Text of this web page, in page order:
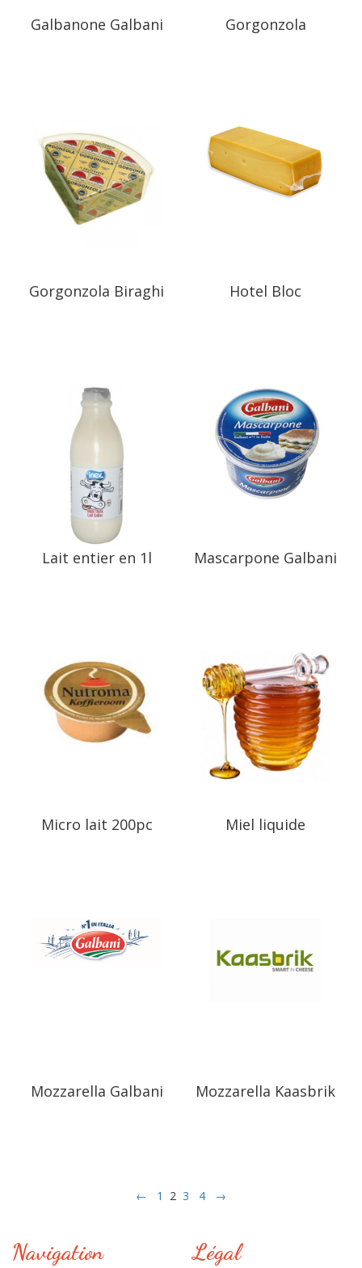
Galbanone Galbani Gorgonzola
Gorgonzola Biraghi Hotel Bloc
Lait entier en 1l Mascarpone Galbani
Micro lait 200pc Miel liquide
Mozzarella Galbani Mozzarella Kaasbrik
← 1 2 3 4 →
Navigation Légal